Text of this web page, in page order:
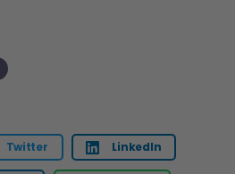
Twitter LinkedIn